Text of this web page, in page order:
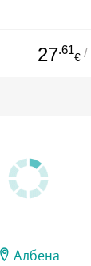
27.61
€ /
Албена